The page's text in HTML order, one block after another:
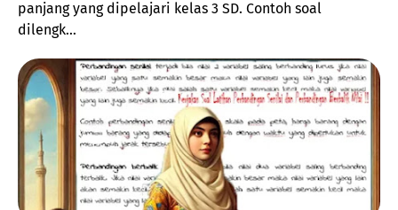
panjang yang dipelajari kelas 3 SD. Contoh soal
dilengk…